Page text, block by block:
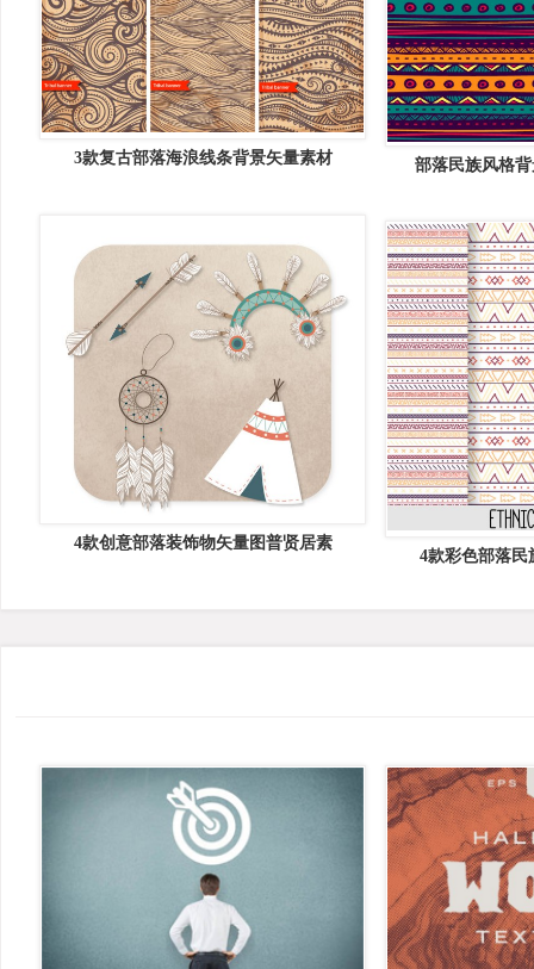
3款复古部落海浪线条背景矢量素材 部落民族风格
4款创意部落装饰物矢量图普贤居素
4款彩色部落民